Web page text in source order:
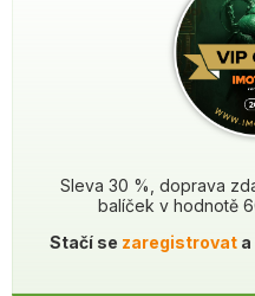
Sleva 30 %, doprava
balíček v hodnotě
Stačí se zaregistrovata